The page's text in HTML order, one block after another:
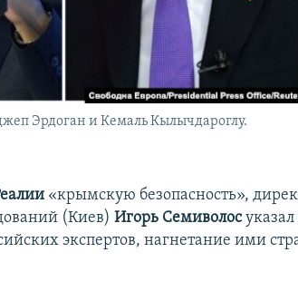
Эрдоган и Кемаль Кылычдароглу.
«крымскую безопасность»,
(Киев)Игорь Семиволосуказал
экспертов, нагнетание ими